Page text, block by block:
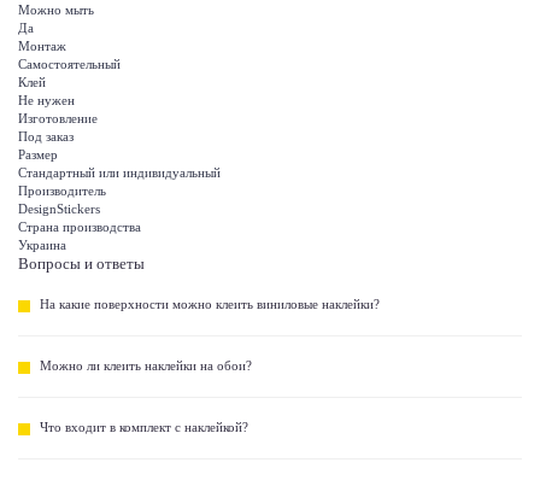
Можно мыть
Да
Монтаж
Самостоятельный
Клей
Не нужен
Изготовление
Под заказ
Размер
Стандартный или индивидуальный
Производитель
DesignStickers
Страна производства
Украина
Вопросы и ответы
На какие поверхности можно клеить виниловые наклейки?
Можно ли клеить наклейки на обои?
Что входит в комплект с наклейкой?